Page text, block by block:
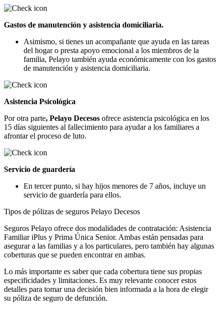
Gastos de manutención y asistencia domiciliaria.
Asimismo, si tienes un acompañante que ayuda en las tareas
del hogar o presta apoyo emocional a los miembros de la
familia, Pelayo también ayuda económicamente con los gastos
de manutención y asistencia domiciliaria.
Asistencia Psicológica
Por otra parte, Pelayo Decesos ofrece asistencia psicológica en los
15 días siguientes al fallecimiento para ayudar a los familiares a
afrontar el proceso de luto.
Servicio de guardería
En tercer punto, si hay hijos menores de 7 años, incluye un
servicio de guardería para ellos.
Tipos de pólizas de seguros Pelayo Decesos
Seguros Pelayo ofrece dos modalidades de contratación: Asistencia
Familiar iPlus y Prima Única Senior. Ambas están pensadas para
asegurar a las familias y a los particulares, pero también hay algunas
coberturas que se pueden encontrar en ambas.
Lo más importante es saber que cada cobertura tiene sus propias
especificidades y limitaciones. Es muy relevante conocer estos
detalles para tomar una decisión bien informada a la hora de elegir
su póliza de seguro de defunción.